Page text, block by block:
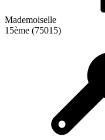
Mademoiselle
15ème (75015)